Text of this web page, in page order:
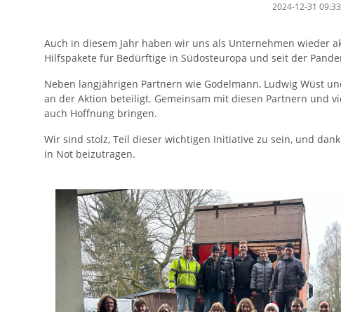
2024-12-31
Auch in diesem Jahr haben wir uns als Unternehmen wieder
Hilfspakete für Bedürftige in Südosteuropa und seit der
Neben langjährigen Partnern wie Godelmann, Ludwig Wüst
an der Aktion beteiligt. Gemeinsam mit diesen Partnern und
auch Hoffnung bringen.
Wir sind stolz, Teil dieser wichtigen Initiative zu sein, und
in Not beizutragen.